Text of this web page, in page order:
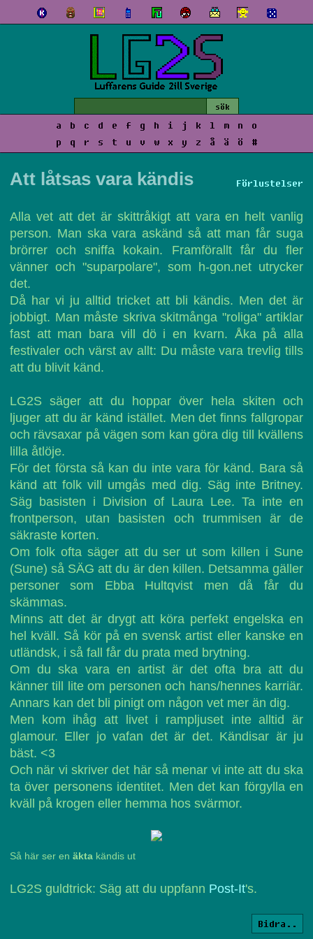
a b c d e f g h i j k l m n
o
p
q r s t u v w x y z å ä ö #
Förlustelser
Att låtsas vara kändis
Alla vet att det är skittråkigt att vara en helt vanlig
person. Man ska vara askänd så att man får suga
brörrer och sniffa kokain. Framförallt får du fler
vänner och "suparpolare", som h-gon.net utrycker
det.
Då har vi ju alltid tricket att bli kändis. Men det är
jobbigt. Man måste skriva skitmånga "roliga" artiklar
fast att man bara vill dö i en kvarn. Åka på alla
festivaler och värst av allt: Du måste vara trevlig tills
att du blivit känd.
LG2S säger att du hoppar över hela skiten och
ljuger att du är känd istället. Men det finns fallgropar
och rävsaxar på vägen som kan göra dig till kvällens
lilla åtlöje.
För det första så kan du inte vara för känd. Bara så
känd att folk vill umgås med dig. Säg inte Britney.
Säg basisten i Division of Laura Lee. Ta inte en
frontperson, utan basisten och trummisen är de
säkraste korten.
Om folk ofta säger att du ser ut som killen i Sune
(Sune) så SÄG att du är den killen. Detsamma gäller
personer som Ebba Hultqvist men då får du
skämmas.
Minns att det är drygt att köra perfekt engelska en
hel kväll. Så kör på en svensk artist eller kanske en
utländsk, i så fall får du prata med brytning.
Om du ska vara en artist är det ofta bra att du
känner till lite om personen och hans/hennes karriär.
Annars kan det bli pinigt om någon vet mer än dig.
Men kom ihåg att livet i rampljuset inte alltid är
glamour. Eller jo vafan det är det. Kändisar är ju
bäst. <3
Och när vi skriver det här så menar vi inte att du ska
ta över personens identitet. Men det kan förgylla en
kväll på krogen eller hemma hos svärmor.
Så här ser en äkta kändis ut
LG2S guldtrick: Säg att du uppfann Post-It's.
Bidra..